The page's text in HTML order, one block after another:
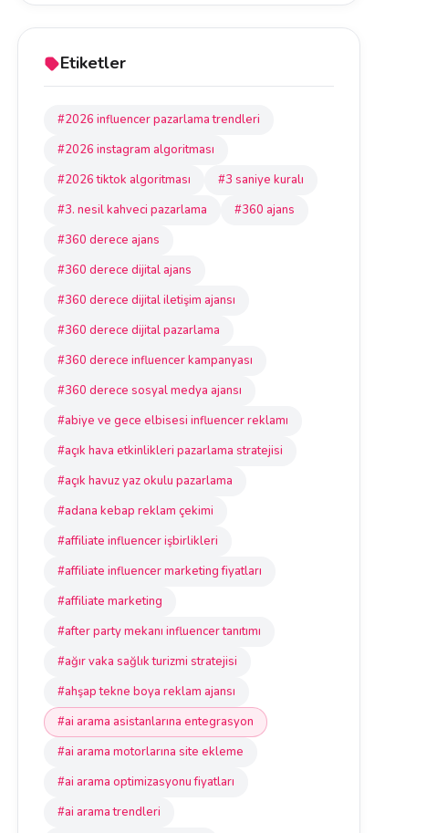
Etiketler
#2026 influencer pazarlama trendleri
#2026 instagram algoritması
#2026 tiktok algoritması
#3 saniye kuralı
#3. nesil kahveci pazarlama
#360 ajans
#360 derece ajans
#360 derece dijital ajans
#360 derece dijital iletişim ajansı
#360 derece dijital pazarlama
#360 derece influencer kampanyası
#360 derece sosyal medya ajansı
#abiye ve gece elbisesi influencer reklamı
#açık hava etkinlikleri pazarlama stratejisi
#açık havuz yaz okulu pazarlama
#adana kebap reklam çekimi
#affiliate influencer işbirlikleri
#affiliate influencer marketing fiyatları
#affiliate marketing
#after party mekanı influencer tanıtımı
#ağır vaka sağlık turizmi stratejisi
#ahşap tekne boya reklam ajansı
#ai arama asistanlarına entegrasyon
#ai arama motorlarına site ekleme
#ai arama optimizasyonu fiyatları
#ai arama trendleri